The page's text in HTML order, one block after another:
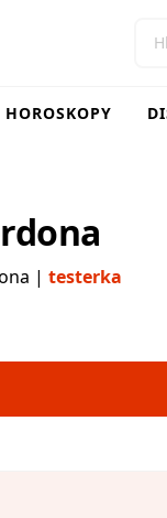
HOROSKOPY
| testerka